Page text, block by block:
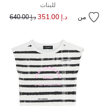
للبنات
من د.إ 351.00 سعر مخفضد.إ 640.00